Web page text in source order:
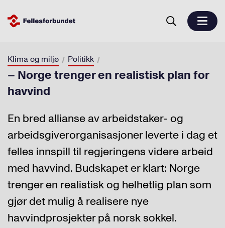
Klima og miljø Politikk
– Norge trenger en realistisk plan for
havvind
En bred allianse av arbeidstaker- og
arbeidsgiverorganisasjoner leverte i dag et
felles innspill til regjeringens videre arbeid
med havvind. Budskapet er klart: Norge
trenger en realistisk og helhetlig plan som
gjør det mulig å realisere nye
havvindprosjekter på norsk sokkel.